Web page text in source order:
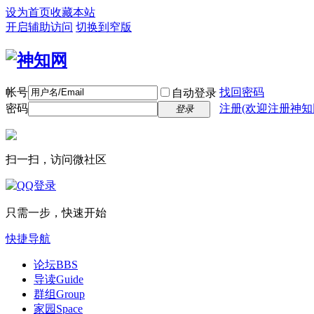
设为首页收藏本站
开启辅助访问 切换到窄版
帐号 自动登录 找回密码
密码
登录 注册(欢迎注册神
扫一扫，访问微社区
只需一步，快速开始
快捷导航
论坛BBS
导读Guide
群组Group
家园 Space